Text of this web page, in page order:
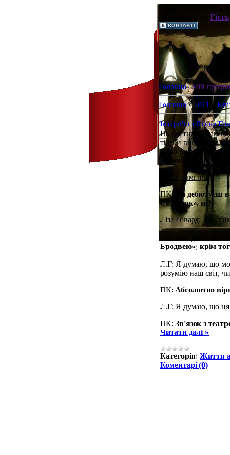
Гість
Головна|Мій
Головна» 2011 »
Інтерв'ю з Лізою
Цього тижня нам
тільки випустила
ірландського
зйомки фільму і про
Голос вампіра:
ПК: Ти дебютуєш в
Світанок», ні?
Ліза Говард: Так,
Бродвею»; крім
Л.Г: Я думаю, що
розумію наш світ,
ПК: Абсолютно
Л.Г: Я думаю, що ця
ПК: Зв'язок з
Читати далі »
Категорія: Життя
Коментарі (0)